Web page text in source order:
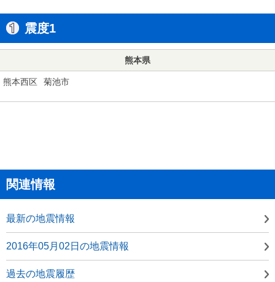
震度1
熊本県
熊本西区 菊池市
関連情報
最新の地震情報
2016年05月02日の地震情報
過去の地震履歴